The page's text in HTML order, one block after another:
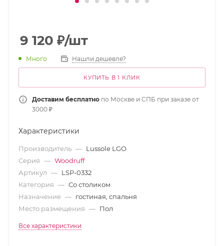
9 120 ₽/шт
Много Нашли дешевле?
КУПИТЬ В 1 КЛИК
Доставим бесплатно по Москве и СПБ при заказе от
3000 ₽
Характеристики
Производитель — Lussole LGO
Серия — Woodruff
Артикул — LSP-0332
Категория — Со столиком
Назначение — гостиная, спальня
Место размещения — Пол
Все характеристики